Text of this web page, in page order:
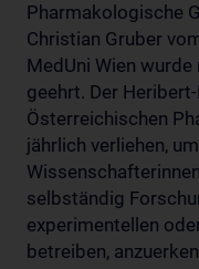
Pharmakologische
Christian Gruber
MedUni Wien
geehrt. Der
Österreichischen
jährlich verliehen,
selbständig
experimentellen
betreiben,